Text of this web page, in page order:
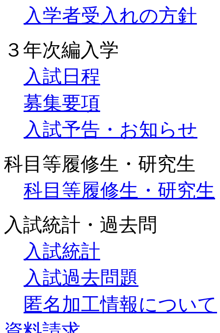
入学者受入れの方針
３年次編入学
入試日程
募集要項
入試予告・お知らせ
科目等履修生・研究生
科目等履修生・研究生
入試統計・過去問
入試統計
入試過去問題
匿名加工情報について